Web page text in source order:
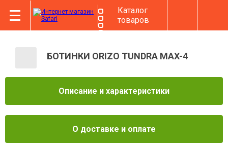
Каталог
товаров
БОТИНКИ ORIZO TUNDRA MAX-4
Описание и характеристики
О доставке и оплате